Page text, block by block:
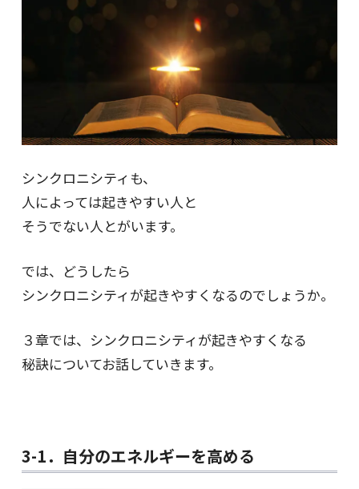
シンクロニシティも、
人によっては起きやすい人と
そうでない人とがいます。
では、どうしたら
シンクロニシティが起きやすくなるのでしょうか。
３章では、シンクロニシティが起きやすくなる
秘訣についてお話していきます。
3-1．自分のエネルギーを高める